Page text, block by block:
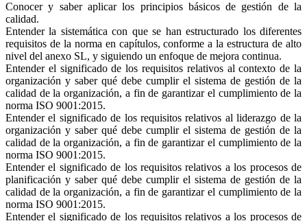
Conocer y saber aplicar los principios básicos de gestión de la
calidad.
Entender la sistemática con que se han estructurado los diferentes
requisitos de la norma en capítulos, conforme a la estructura de alto
nivel del anexo SL, y siguiendo un enfoque de mejora continua.
Entender el significado de los requisitos relativos al contexto de la
organización y saber qué debe cumplir el sistema de gestión de la
calidad de la organización, a fin de garantizar el cumplimiento de la
norma ISO 9001:2015.
Entender el significado de los requisitos relativos al liderazgo de la
organización y saber qué debe cumplir el sistema de gestión de la
calidad de la organización, a fin de garantizar el cumplimiento de la
norma ISO 9001:2015.
Entender el significado de los requisitos relativos a los procesos de
planificación y saber qué debe cumplir el sistema de gestión de la
calidad de la organización, a fin de garantizar el cumplimiento de la
norma ISO 9001:2015.
Entender el significado de los requisitos relativos a los procesos de